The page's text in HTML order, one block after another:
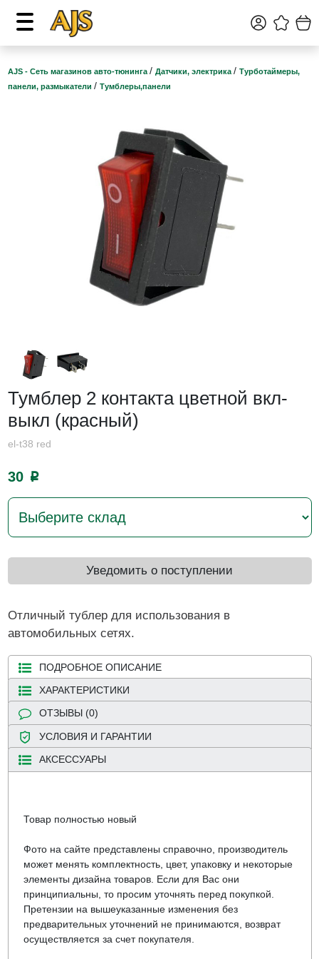
AJS - Сеть магазинов авто-тюнинга / Датчики, электрика / Турботаймеры,
панели, размыкатели / Тумблеры,панели
Тумблер 2 контакта цветной вкл-
выкл (красный)
el-t38 red
30 p
Уведомить о поступлении
Отличный тублер для использования в
автомобильных сетях.
ПОДРОБНОЕ ОПИСАНИЕ
ХАРАКТЕРИСТИКИ
ОТЗЫВЫ (0)
УСЛОВИЯ И ГАРАНТИИ
АКСЕССУАРЫ
Товар полностью новый
Фото на сайте представлены справочно, производитель
может менять комплектность, цвет, упаковку и некоторые
элементы дизайна товаров. Если для Вас они
принципиальны, то просим уточнять перед покупкой.
Претензии на вышеуказанные изменения без
предварительных уточнений не принимаются, возврат
осуществляется за счет покупателя.